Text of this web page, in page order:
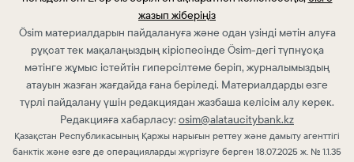
жазып жіберіңіз
Ösim материалдарын пайдалануға және одан үзінді мәтін алуға
рұқсат тек мақалаңыздың кіріспесінде Ösim-дегі түпнұсқа
мәтінге жұмыс істейтін гиперсілтеме беріп, журналымыздың
атауын жазған жағдайда ғана беріледі. Материалдарды өзге
түрлі пайдалану үшін редакциядан жазбаша келісім алу керек.
Редакцияға хабарласу: osim@alataucitybank.kz
Қазақстан Республикасының Қаржы нарығын реттеу және дамыту агенттігі
банктік және өзге де операцияларды жүргізуге берген 18.07.2025 ж. № 1.1.35